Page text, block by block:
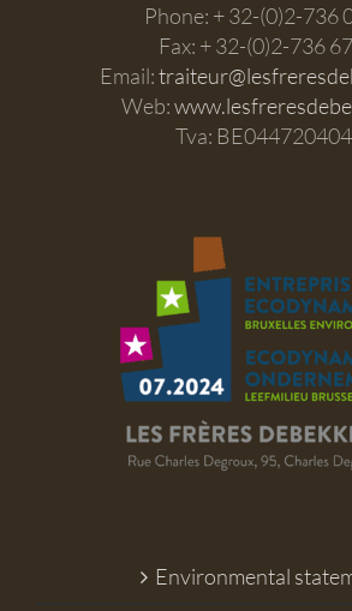
Phone: + 32-(0)2-736
Fax: + 32-(0)2-736
Email:
Web:
Tva:
Environmental